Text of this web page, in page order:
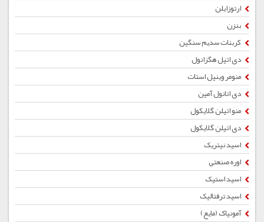
ارتوزایلن
بنزن
کربنات سدیم سنگین
دی اتیل هگزانول
منومر وینیل استات
دی اتانول آمین
منو اتیلن گلایکول
دی اتیلن گلایکول
اسید نیتریک
اوره صنعتی
اسید استیک
اسید ترفتالیک
آمونیاک (مایع)